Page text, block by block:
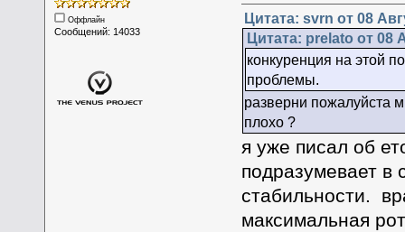
Оффлайн
Сообщений: 14033
Цитата: svrn от 08
Цитата: prelato от 08
конкуренция на этой
проблемы.
разверни пожалуйста
плохо ?
я уже писал об
подразумевает в
стабильности.
максимальная